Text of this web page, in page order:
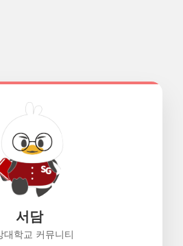
서담
대학교 커뮤니티